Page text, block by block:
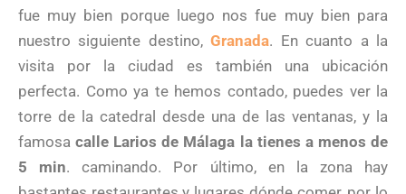
fue muy bien porque luego nos fue muy bien para
nuestro siguiente destino,Granada. En cuanto a la
visita por la ciudad es también una ubicación
perfecta. Como ya te hemos contado, puedes ver la
torre de la catedral desde una de las ventanas, y la
famosacalle Larios de Málaga la tienes a menos de
5 min. caminando. Por último, en la zona hay